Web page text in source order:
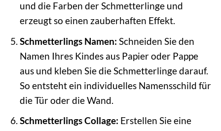
und die Farben der Schmetterlinge und
erzeugt so einen zauberhaften Effekt.
Schmetterlings Namen: Schneiden Sie den
Namen Ihres Kindes aus Papier oder Pappe
aus und kleben Sie die Schmetterlinge darauf.
So entsteht ein individuelles Namensschild für
die Tür oder die Wand.
Schmetterlings Collage: Erstellen Sie eine